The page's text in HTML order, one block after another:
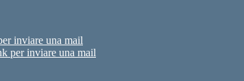
inviare una mail
per inviare una mail